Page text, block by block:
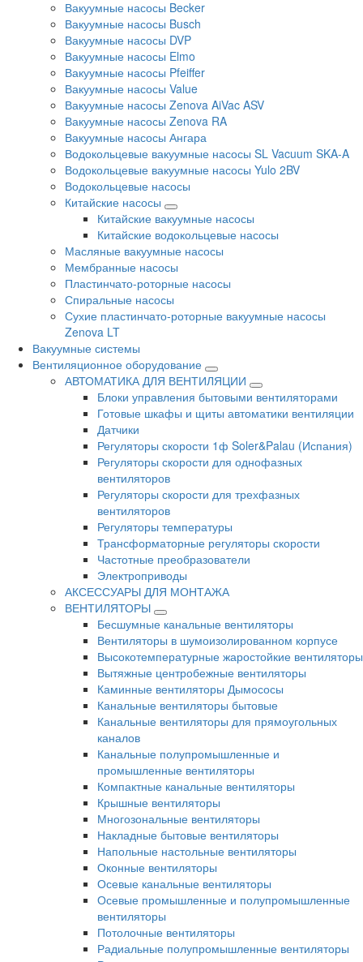
Вакуумные насосы Becker
Вакуумные насосы Busch
Вакуумные насосы DVP
Вакуумные насосы Elmo
Вакуумные насосы Pfeiffer
Вакуумные насосы Value
Вакуумные насосы Zenova AiVac ASV
Вакуумные насосы Zenova RA
Вакуумные насосы Ангара
Водокольцевые вакуумные насосы SL Vacuum SKA-A
Водокольцевые вакуумные насосы Yulo 2BV
Водокольцевые насосы
Китайские насосы
Китайские вакуумные насосы
Китайские водокольцевые насосы
Масляные вакуумные насосы
Мембранные насосы
Пластинчато-роторные насосы
Спиральные насосы
Сухие пластинчато-роторные вакуумные насосы
Zenova LT
Вакуумные системы
Вентиляционное оборудование
АВТОМАТИКА ДЛЯ ВЕНТИЛЯЦИИ
Блоки управления бытовыми вентиляторами
Готовые шкафы и щиты автоматики вентиляции
Датчики
Регуляторы скорости 1ф Soler&Palau (Испания)
Регуляторы скорости для однофазных
вентиляторов
Регуляторы скорости для трехфазных
вентиляторов
Регуляторы температуры
Трансформаторные регуляторы скорости
Частотные преобразователи
Электроприводы
АКСЕССУАРЫ ДЛЯ МОНТАЖА
ВЕНТИЛЯТОРЫ
Бесшумные канальные вентиляторы
Вентиляторы в шумоизолированном корпусе
Высокотемпературные жаростойкие вентиляторы
Вытяжные центробежные вентиляторы
Каминные вентиляторы Дымососы
Канальные вентиляторы бытовые
Канальные вентиляторы для прямоугольных
каналов
Канальные полупромышленные и
промышленные вентиляторы
Компактные канальные вентиляторы
Крышные вентиляторы
Многозональные вентиляторы
Накладные бытовые вентиляторы
Напольные настольные вентиляторы
Оконные вентиляторы
Осевые канальные вентиляторы
Осевые промышленные и полупромышленные
вентиляторы
Потолочные вентиляторы
Радиальные полупромышленные вентиляторы